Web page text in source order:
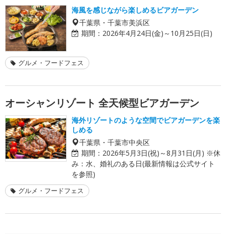
海風を感じながら楽しめるビアガーデン
千葉県・千葉市美浜区
期間： 2026年4月24日(金)～10月25日(日)
グルメ・フードフェス
オーシャンリゾート 全天候型ビアガーデン
海外リゾートのような空間でビアガーデンを楽
しめる
千葉県・千葉市中央区
期間： 2026年5月3日(祝)～8月31日(月) ※休
み：水、婚礼のある日(最新情報は公式サイト
を参照)
グルメ・フードフェス